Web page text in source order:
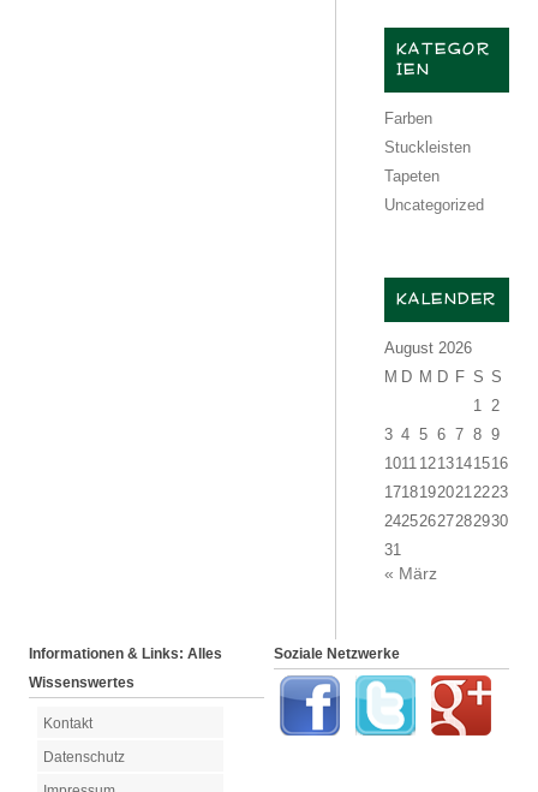
KATEGOR
IEN
Farben
Stuckleisten
Tapeten
Uncategorized
KALENDER
August 2026
M D M D F S S
1
2
3 4 5 6 7 8 9
1011 1213141516
1718192021 2223
24252627282930
31
« März
Informationen & Links: Alles
Wissenswertes
Kontakt
Datenschutz
Soziale Netzwerke